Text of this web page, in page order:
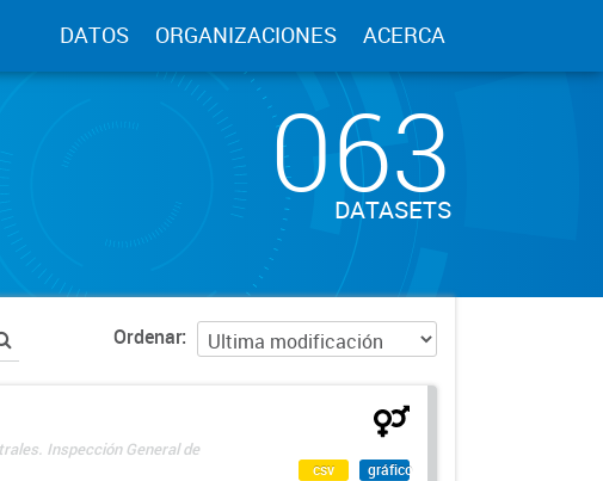
DATOS ORGANIZACIONES ACERCA
063
DATASETS
Ordenar
Inspección General de
csv gráfico